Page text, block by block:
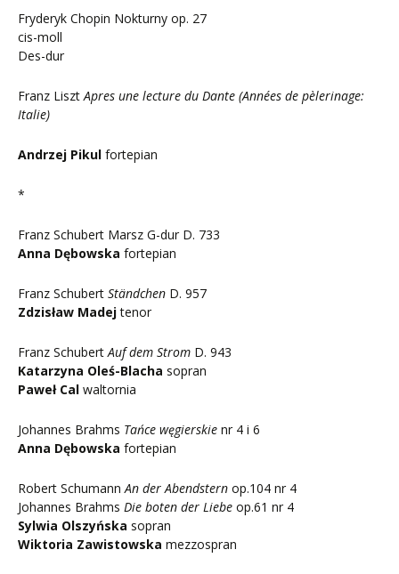
Fryderyk Chopin Nokturny op. 27
cis-moll
Des-dur
Franz LisztApres une lecture du Dante (Années de pèlerinage:
Italie)
Andrzej Pikul fortepian
*
Franz Schubert Marsz G-dur D. 733
Anna Dębowska fortepian
Franz Schubert Ständchen D. 957
Zdzisław Madejtenor
Franz SchubertAuf dem Strom D. 943
Katarzyna Oleś-Blacha sopran
Paweł Cal waltornia
Johannes Brahms Tańce węgierskie nr 4 i 6
Anna Dębowska fortepian
Robert SchumannAn der Abendstern op.104 nr 4
Johannes Brahms Die boten der Liebe op.61 nr 4
Sylwia Olszyńska sopran
Wiktoria Zawistowska mezzospran